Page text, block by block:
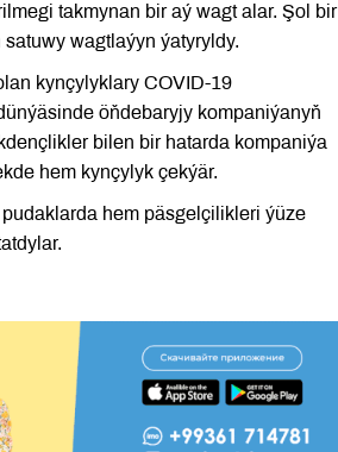
takmynan bir aý wagt alar. Şol bir
wagtlaýyn ýatyryldy.
kynçylyklary COVID-19
öňdebaryjy kompaniýanyň
bilen bir hatarda kompaniýa
hem kynçylyk çekýär.
hem päsgelçilikleri ýüze